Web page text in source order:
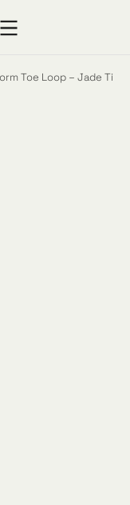
Toe Loop – Jade Tint